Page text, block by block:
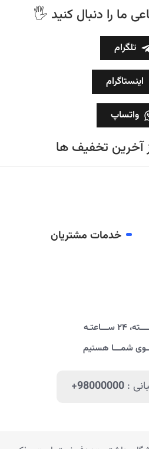
ما را دنبال کنید
تلگرام
اینستاگرام
واتساپ
آخرین تخفیف ها
خدمات مشتریان
شمـــا هستیم
:
+98000000